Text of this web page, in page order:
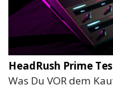
HeadRush Prime
Was Du VOR dem